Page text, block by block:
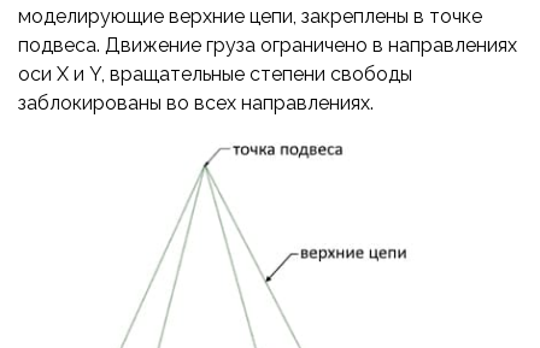
моделирующие верхние цепи, закреплены в точке
подвеса. Движение груза ограничено в направлениях
оси X и Y, вращательные степени свободы
заблокированы во всех направлениях.